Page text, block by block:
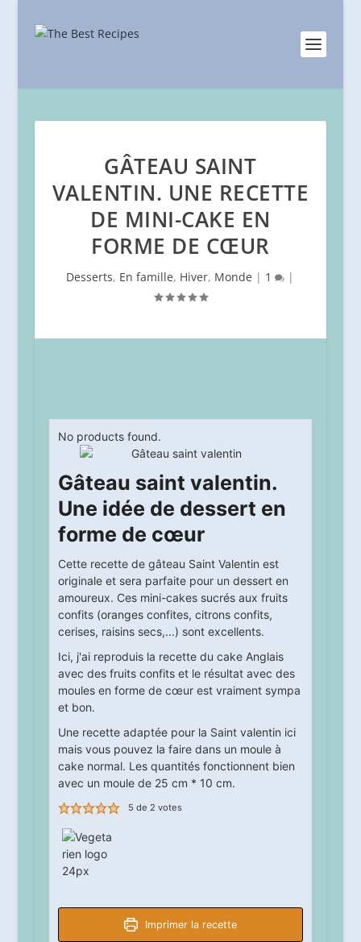
GÂTEAU SAINT
VALENTIN. UNE RECETTE
DE MINI-CAKE EN
FORME DE CŒUR
Desserts, En famille, Hiver, Monde | 1 |
No products found.
Gâteau saint valentin.
Une idée de dessert en
forme de cœur
Cette recette de gâteau Saint Valentin est
originale et sera parfaite pour un dessert en
amoureux. Ces mini-cakes sucrés aux fruits
confits (oranges confites, citrons confits,
cerises, raisins secs,...) sont excellents.
Ici, j'ai reproduis la recette du cake Anglais
avec des fruits confits et le résultat avec des
moules en forme de cœur est vraiment sympa
et bon.
Une recette adaptée pour la Saint valentin ici
mais vous pouvez la faire dans un moule à
cake normal. Les quantités fonctionnent bien
avec un moule de 25 cm * 10 cm.
5 de 2 votes
Imprimer la recette